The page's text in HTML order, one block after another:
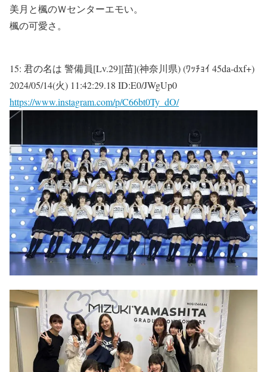
美月と楓のＷセンターエモい。
楓の可愛さ。
15: 君の名は 警備員[Lv.29][苗](神奈川県) (ﾜｯﾁｮｲ 45da-dxf+)
2024/05/14(火) 11:42:29.18 ID:E0/JWgUp0
https://www.instagram.com/p/C66bt0Ty_dO/